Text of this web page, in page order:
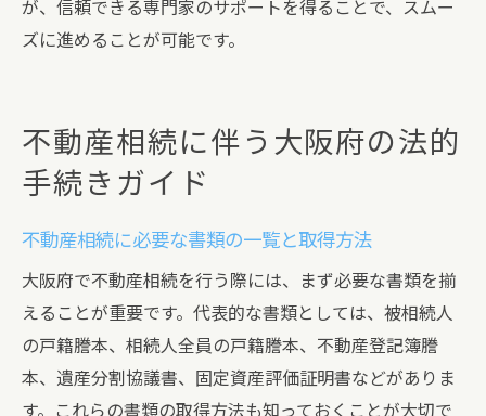
が、信頼できる専門家のサポートを得ることで、スムー
ズに進めることが可能です。
不動産相続に伴う大阪府の法的
手続きガイド
不動産相続に必要な書類の一覧と取得方法
大阪府で不動産相続を行う際には、まず必要な書類を揃
えることが重要です。代表的な書類としては、被相続人
の戸籍謄本、相続人全員の戸籍謄本、不動産登記簿謄
本、遺産分割協議書、固定資産評価証明書などがありま
す。これらの書類の取得方法も知っておくことが大切で